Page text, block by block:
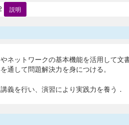
説明
ネットワークの基本機能を活用して
通して問題解決力を身につける。
義を行い、演習により実践力を養う．